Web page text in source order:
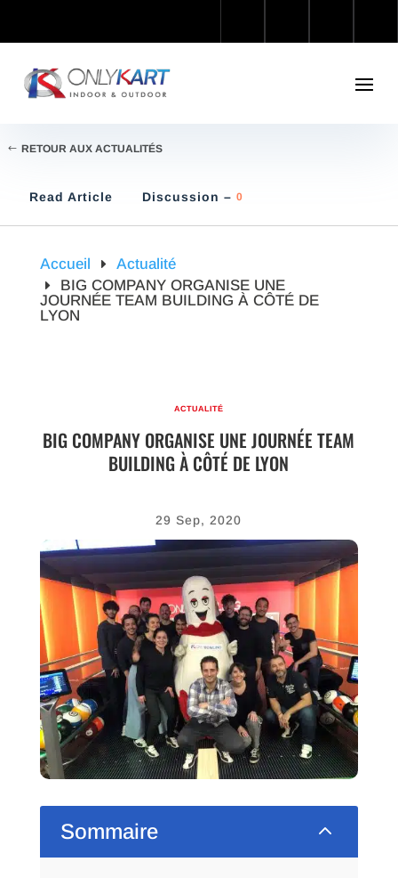
RETOUR AUX ACTUALITÉS
Read Article Discussion – 0
Accueil
Actualité
BIG COMPANY ORGANISE UNE
JOURNÉE TEAM BUILDING À CÔTÉ DE
LYON
ACTUALITÉ
BIG COMPANY ORGANISE UNE JOURNÉE TEAM
BUILDING À CÔTÉ DE LYON
29 Sep, 2020
Sommaire 2